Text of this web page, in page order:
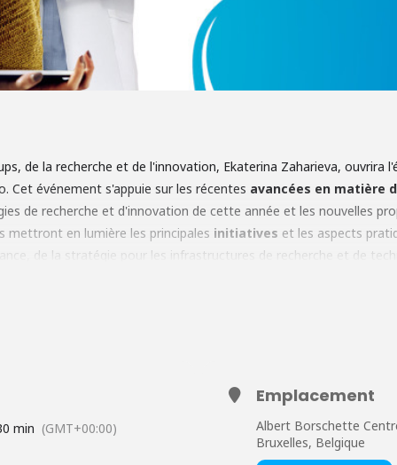
de la recherche et de l'innovation, Ekaterina Zaharieva, ouvrira
Cet événement s'appuie sur les récentes avancées en matière
de recherche et d'innovation de cette année et les nouvelles
mettront en lumière les principales initiatives et les aspects
de la stratégie pour les infrastructures de recherche et de
min (GMT+00:00)
Emplacement
Albert Borschette
Bruxelles, Belgique